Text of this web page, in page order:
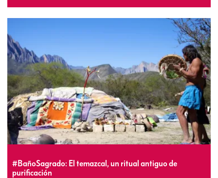
#BañoSagrado: El temazcal, un ritual antiguo de
purificación